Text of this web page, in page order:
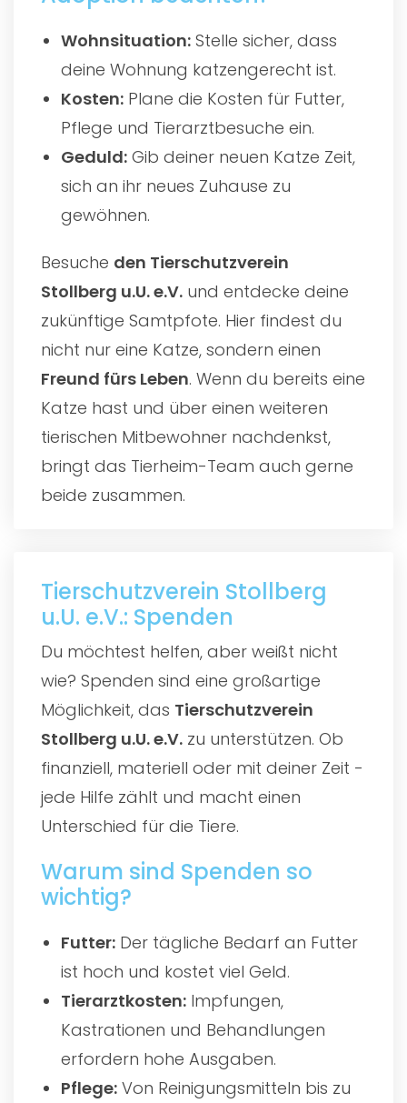
Wohnsituation: Stelle sicher, dass
deine Wohnung katzengerecht ist.
Kosten: Plane die Kosten für Futter,
Pflege und Tierarztbesuche ein.
Geduld: Gib deiner neuen Katze Zeit,
sich an ihr neues Zuhause zu
gewöhnen.
Besuche den Tierschutzverein
Stollberg u.U. e.V. und entdecke deine
zukünftige Samtpfote. Hier findest du
nicht nur eine Katze, sondern einen
Freund fürs Leben. Wenn du bereits eine
Katze hast und über einen weiteren
tierischen Mitbewohner nachdenkst,
bringt das Tierheim-Team auch gerne
beide zusammen.
Tierschutzverein Stollberg
u.U. e.V.: Spenden
Du möchtest helfen, aber weißt nicht
wie? Spenden sind eine großartige
Möglichkeit, das Tierschutzverein
Stollberg u.U. e.V. zu unterstützen. Ob
finanziell, materiell oder mit deiner Zeit -
jede Hilfe zählt und macht einen
Unterschied für die Tiere.
Warum sind Spenden so
wichtig?
Futter: Der tägliche Bedarf an Futter
ist hoch und kostet viel Geld.
Tierarztkosten: Impfungen,
Kastrationen und Behandlungen
erfordern hohe Ausgaben.
Pflege: Von Reinigungsmitteln bis zu